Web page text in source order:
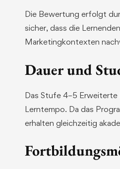
Die Bewertung erfolgt
sicher, dass die
Marketingkontexten
Dauer und
Das Stufe 4–5
Lerntempo. Da das
erhalten gleichzeitig